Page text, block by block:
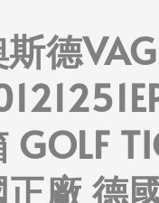
斯德VAG
GOLF
廠 德